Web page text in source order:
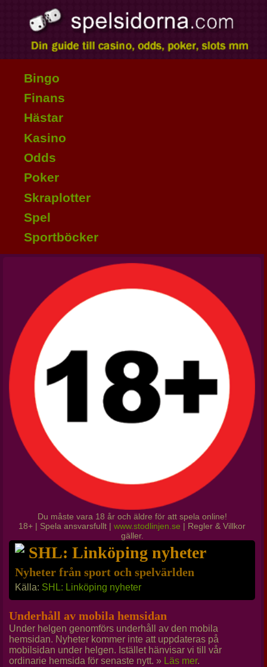
Bingo
Finans
Hästar
Kasino
Odds
Poker
Skraplotter
Spel
Sportböcker
Du måste vara 18 år och äldre för att spela online!
18+ | Spela ansvarsfullt | www.stodlinjen.se | Regler & Villkor
gäller.
SHL: Linköping nyheter
Nyheter från sport och spelvärlden
Källa: SHL: Linköping nyheter
Underhåll av mobila hemsidan
Under helgen genomförs underhåll av den mobila
hemsidan. Nyheter kommer inte att uppdateras på
mobilsidan under helgen. Istället hänvisar vi till vår
ordinarie hemsida för senaste nytt. » Läs mer.